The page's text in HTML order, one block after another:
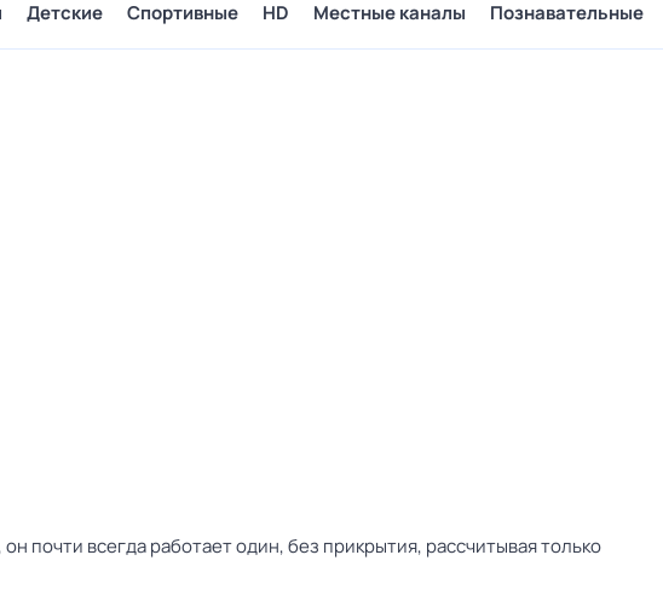
Детские Спортивные HD Местные каналы Познавательные
почти всегда работает один, без прикрытия, рассчитывая только